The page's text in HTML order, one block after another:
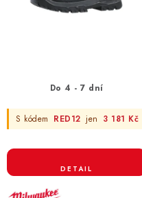
Do 4 - 7 dní
S kódem RED12 jen 3 181 Kč